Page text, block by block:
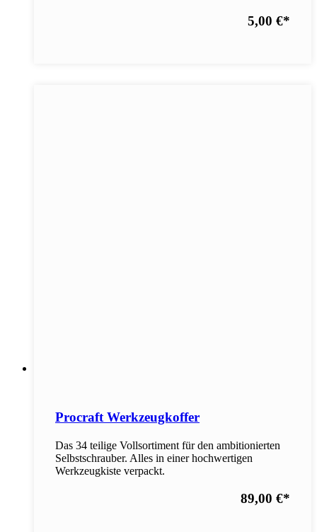
5,00 €*
Procraft Werkzeugkoffer
Das 34 teilige Vollsortiment für den ambitionierten
Selbstschrauber. Alles in einer hochwertigen
Werkzeugkiste verpackt.
89,00 €*